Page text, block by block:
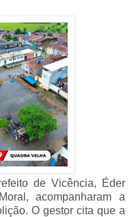
de Vicência, Éder
acompanharam a
O gestor cita que a